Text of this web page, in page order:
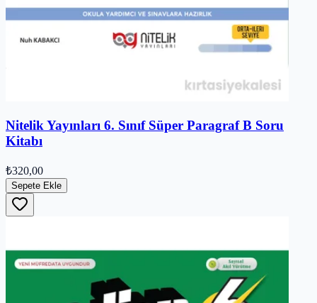
Nitelik Yayınları 6. Sınıf Süper Paragraf B Soru
Kitabı
₺320,00
Sepete Ekle